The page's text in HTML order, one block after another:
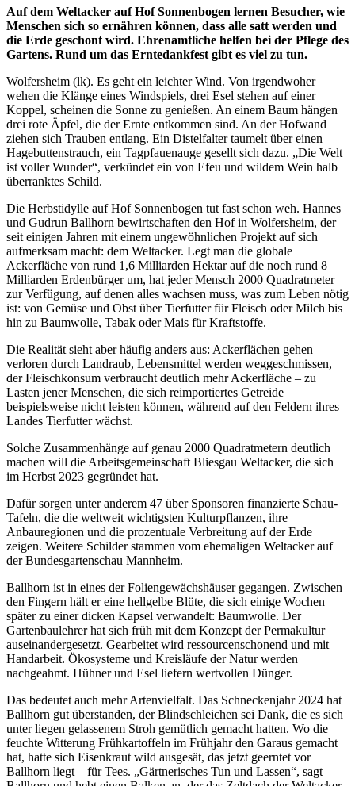
Auf dem Weltacker auf Hof Sonnenbogen lernen Besucher, wie
Menschen sich so ernähren können, dass alle satt werden und
die Erde geschont wird. Ehrenamtliche helfen bei der Pflege des
Gartens. Rund um das Erntedankfest gibt es viel zu tun.
Wolfersheim (lk). Es geht ein leichter Wind. Von irgendwoher
wehen die Klänge eines Windspiels, drei Esel stehen auf einer
Koppel, scheinen die Sonne zu genießen. An einem Baum hängen
drei rote Äpfel, die der Ernte entkommen sind. An der Hofwand
ziehen sich Trauben entlang. Ein Distelfalter taumelt über einen
Hagebuttenstrauch, ein Tagpfauenauge gesellt sich dazu. „Die Welt
ist voller Wunder“, verkündet ein von Efeu und wildem Wein halb
überranktes Schild.
Die Herbstidylle auf Hof Sonnenbogen tut fast schon weh. Hannes
und Gudrun Ballhorn bewirtschaften den Hof in Wolfersheim, der
seit einigen Jahren mit einem ungewöhnlichen Projekt auf sich
aufmerksam macht: dem Weltacker. Legt man die globale
Ackerfläche von rund 1,6 Milliarden Hektar auf die noch rund 8
Milliarden Erdenbürger um, hat jeder Mensch 2000 Quadratmeter
zur Verfügung, auf denen alles wachsen muss, was zum Leben nötig
ist: von Gemüse und Obst über Tierfutter für Fleisch oder Milch bis
hin zu Baumwolle, Tabak oder Mais für Kraftstoffe.
Die Realität sieht aber häufig anders aus: Ackerflächen gehen
verloren durch Landraub, Lebensmittel werden weggeschmissen,
der Fleischkonsum verbraucht deutlich mehr Ackerfläche – zu
Lasten jener Menschen, die sich reimportiertes Getreide
beispielsweise nicht leisten können, während auf den Feldern ihres
Landes Tierfutter wächst.
Solche Zusammenhänge auf genau 2000 Quadratmetern deutlich
machen will die Arbeitsgemeinschaft Bliesgau Weltacker, die sich
im Herbst 2023 gegründet hat.
Dafür sorgen unter anderem 47 über Sponsoren finanzierte Schau-
Tafeln, die die weltweit wichtigsten Kulturpflanzen, ihre
Anbauregionen und die prozentuale Verbreitung auf der Erde
zeigen. Weitere Schilder stammen vom ehemaligen Weltacker auf
der Bundesgartenschau Mannheim.
Ballhorn ist in eines der Foliengewächshäuser gegangen. Zwischen
den Fingern hält er eine hellgelbe Blüte, die sich einige Wochen
später zu einer dicken Kapsel verwandelt: Baumwolle. Der
Gartenbaulehrer hat sich früh mit dem Konzept der Permakultur
auseinandergesetzt. Gearbeitet wird ressourcenschonend und mit
Handarbeit. Ökosysteme und Kreisläufe der Natur werden
nachgeahmt. Hühner und Esel liefern wertvollen Dünger.
Das bedeutet auch mehr Artenvielfalt. Das Schneckenjahr 2024 hat
Ballhorn gut überstanden, der Blindschleichen sei Dank, die es sich
unter liegen gelassenem Stroh gemütlich gemacht hatten. Wo die
feuchte Witterung Frühkartoffeln im Frühjahr den Garaus gemacht
hat, hatte sich Eisenkraut wild ausgesät, das jetzt geerntet vor
Ballhorn liegt – für Tees. „Gärtnerisches Tun und Lassen“, sagt